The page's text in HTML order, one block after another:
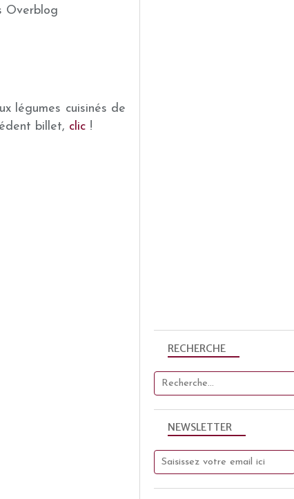
Overblog
légumes cuisinés de
billet, clic !
NEWSLETTER
RECHERCHE